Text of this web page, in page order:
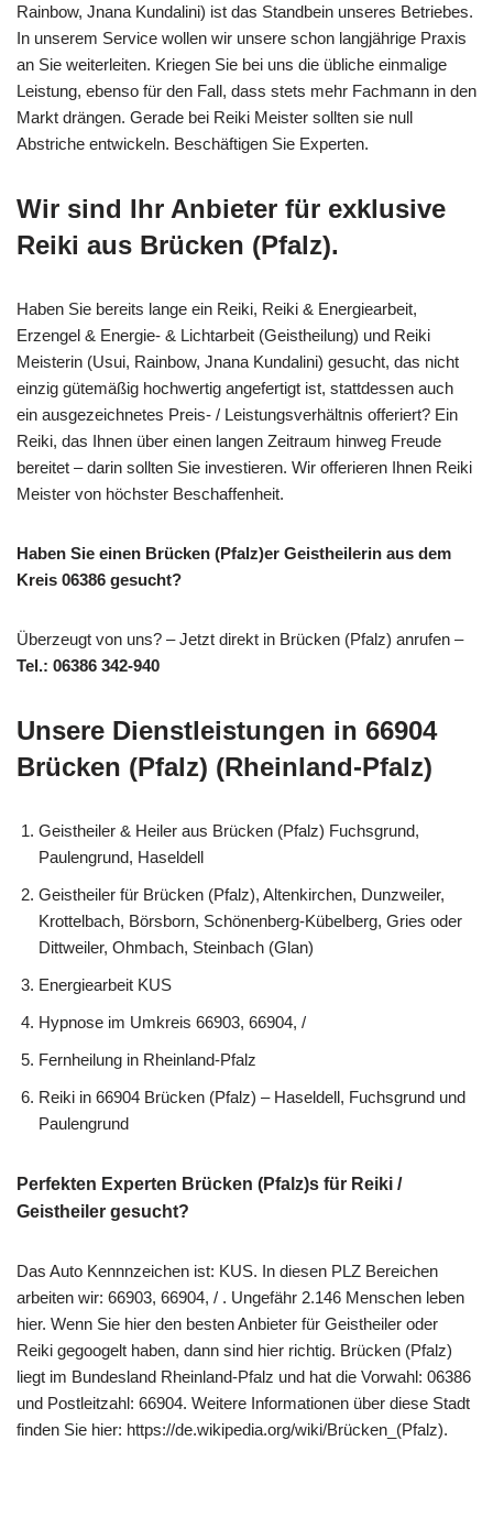
Rainbow, Jnana Kundalini) ist das Standbein unseres Betriebes.
In unserem Service wollen wir unsere schon langjährige Praxis
an Sie weiterleiten. Kriegen Sie bei uns die übliche einmalige
Leistung, ebenso für den Fall, dass stets mehr Fachmann in den
Markt drängen. Gerade bei Reiki Meister sollten sie null
Abstriche entwickeln. Beschäftigen Sie Experten.
Wir sind Ihr Anbieter für exklusive
Reiki aus Brücken (Pfalz).
Haben Sie bereits lange ein Reiki, Reiki & Energiearbeit,
Erzengel & Energie- & Lichtarbeit (Geistheilung) und Reiki
Meisterin (Usui, Rainbow, Jnana Kundalini) gesucht, das nicht
einzig gütemäßig hochwertig angefertigt ist, stattdessen auch
ein ausgezeichnetes Preis- / Leistungsverhältnis offeriert? Ein
Reiki, das Ihnen über einen langen Zeitraum hinweg Freude
bereitet – darin sollten Sie investieren. Wir offerieren Ihnen Reiki
Meister von höchster Beschaffenheit.
Haben Sie einen Brücken (Pfalz)er Geistheilerin aus dem
Kreis 06386 gesucht?
Überzeugt von uns? – Jetzt direkt in Brücken (Pfalz) anrufen –
Tel.: 06386 342-940
Unsere Dienstleistungen in 66904
Brücken (Pfalz) (Rheinland-Pfalz)
Geistheiler & Heiler aus Brücken (Pfalz) Fuchsgrund,
Paulengrund, Haseldell
Geistheiler für Brücken (Pfalz), Altenkirchen, Dunzweiler,
Krottelbach, Börsborn, Schönenberg-Kübelberg, Gries oder
Dittweiler, Ohmbach, Steinbach (Glan)
Energiearbeit KUS
Hypnose im Umkreis 66903, 66904, /
Fernheilung in Rheinland-Pfalz
Reiki in 66904 Brücken (Pfalz) – Haseldell, Fuchsgrund und
Paulengrund
Perfekten Experten Brücken (Pfalz)s für Reiki /
Geistheiler gesucht?
Das Auto Kennnzeichen ist: KUS. In diesen PLZ Bereichen
arbeiten wir: 66903, 66904, / . Ungefähr 2.146 Menschen leben
hier. Wenn Sie hier den besten Anbieter für Geistheiler oder
Reiki gegoogelt haben, dann sind hier richtig. Brücken (Pfalz)
liegt im Bundesland Rheinland-Pfalz und hat die Vorwahl: 06386
und Postleitzahl: 66904. Weitere Informationen über diese Stadt
finden Sie hier: https://de.wikipedia.org/wiki/Brücken_(Pfalz).